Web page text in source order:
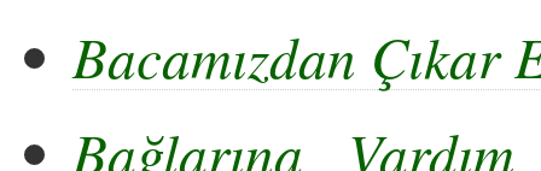
Bacamızdan Çıkar
Bağlarına